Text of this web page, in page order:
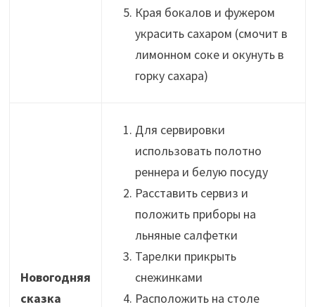
Края бокалов и фужером
украсить сахаром (смочит в
лимонном соке и окунуть в
горку сахара)
Новогодняя
сказка
Для сервировки
использовать полотно
реннера и белую посуду
Расставить сервиз и
положить приборы на
льняные салфетки
Тарелки прикрыть
снежинками
Расположить на столе